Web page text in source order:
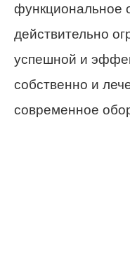
функциональное
действительно
успешной и
собственно и
современное